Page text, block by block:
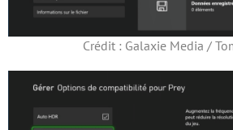
Crédit : Galaxie Media /